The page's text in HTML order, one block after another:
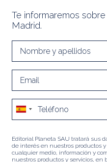
Te informaremos
Madrid.
Editorial Planeta SAU tratará sus
de interés en nuestros productos
cualquier medio, información y
nuestros productos y servicios,